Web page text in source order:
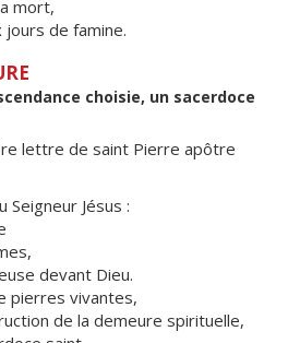
mort,
de famine.
choisie, un sacerdoce
lettre de saint Pierre apôtre
Jésus :
devant Dieu.
pierres vivantes,
de la demeure spirituelle,